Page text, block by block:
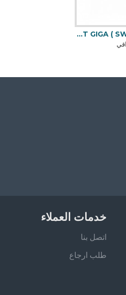
HUB MORREL 8 PORT GIGA ( SW-UNM-8GE )
خدمات العملاء
اتصل بنا
طلب ارجاع